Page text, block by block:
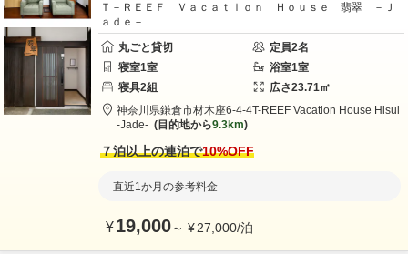
Ｔ－ＲＥＥＦ Ｖａｃａｔｉｏｎ Ｈｏｕｓｅ 翡翠 －Ｊ
ａｄｅ－
丸ごと貸切
定員2名
寝室1室 浴室1室
寝具2組 広さ23.71㎡
神奈川県鎌倉市材木座6-4-4T-REEF Vacation House Hisui
-Jade-
目的地から9.3km
７泊以上の連泊で10%OFF
直近1か月の参考料金
¥19,000～ ¥27,000/泊